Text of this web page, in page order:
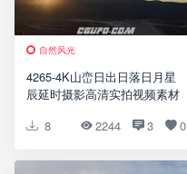
自然风光
4265-4K山峦日出日落日月星
辰延时摄影高清实拍视频素材
8
2244 3 0